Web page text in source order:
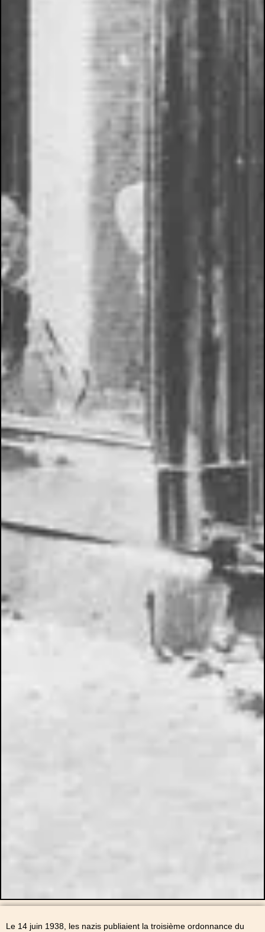
Le 14 juin 1938, les nazis publiaient la troisième ordonnance du